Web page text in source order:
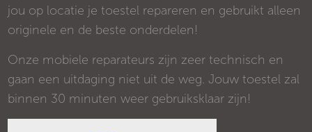
jou op locatie je toestel repareren en gebruikt alleen
originele en de beste onderdelen!
Onze mobiele reparateurs zijn zeer technisch en
gaan een uitdaging niet uit de weg. Jouw toestel zal
binnen 30 minuten weer gebruiksklaar zijn!